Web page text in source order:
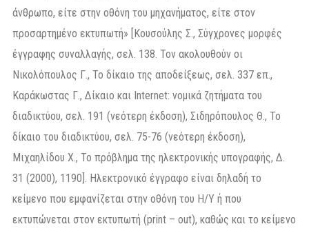
άνθρωπο, είτε στην οθόνη του μηχανήματος, είτε στον
προσαρτημένο εκτυπωτή» [Κουσούλης Σ., Σύγχρονες μορφές
έγγραφης συναλλαγής, σελ. 138. Τον ακολουθούν οι
Νικολόπουλος Γ., Το δίκαιο της αποδείξεως, σελ. 337 επ.,
Καράκωστας Γ., Δίκαιο και Internet: νομικά ζητήματα του
διαδικτύου, σελ. 191 (νεότερη έκδοση), Σιδηρόπουλος Θ., Το
δίκαιο του διαδικτύου, σελ. 75-76 (νεότερη έκδοση),
Μιχαηλίδου Χ., Το πρόβλημα της ηλεκτρονικής υπογραφής, Δ.
31 (2000), 1190]. Ηλεκτρονικό έγγραφο είναι δηλαδή το
κείμενο που εμφανίζεται στην οθόνη του Η/Υ ή που
εκτυπώνεται στον εκτυπωτή (print – out), καθώς και το κείμενο